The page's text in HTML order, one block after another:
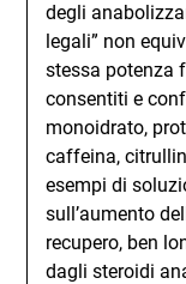
degli
legali” non
stessa potenza
consentiti e
monoidrato,
caffeina,
esempi di
sull’aumento
recupero, ben
dagli steroidi